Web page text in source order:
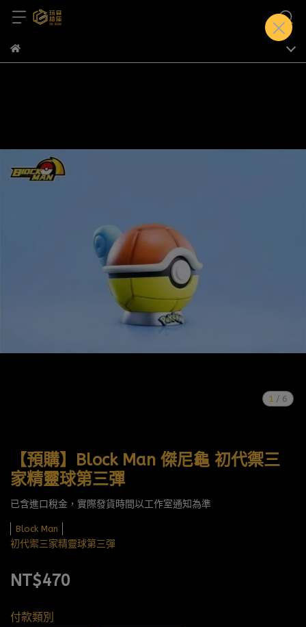
1 / 6
【預購】Block Man 傑尼龜 初代禦三
家精靈球第三彈
已含進口稅金，實際發貨時間以工作室通知為準
Block Man
初代禦三家精靈球第三彈
NT$470
付款類別